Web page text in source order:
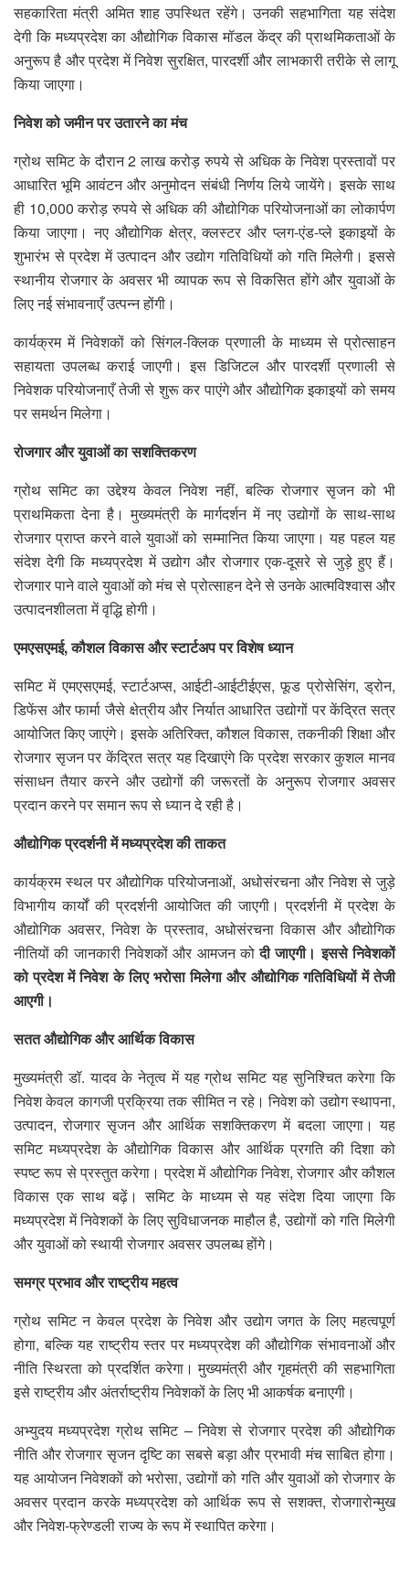
सहकारिता मंत्री अमित शाह उपस्थित रहेंगे। उनकी सहभागिता यह संदेश
देगी कि मध्यप्रदेश का औद्योगिक विकास मॉडल केंद्र की प्राथमिकताओं के
अनुरूप है और प्रदेश में निवेश सुरक्षित, पारदर्शी और लाभकारी तरीके से लागू
किया जाएगा।
निवेश को जमीन पर उतारने का मंच
ग्रोथ समिट के दौरान 2 लाख करोड़ रुपये से अधिक के निवेश प्रस्तावों पर
आधारित भूमि आवंटन और अनुमोदन संबंधी निर्णय लिये जायेंगे। इसके साथ
ही 10,000 करोड़ रुपये से अधिक की औद्योगिक परियोजनाओं का लोकार्पण
किया जाएगा। नए औद्योगिक क्षेत्र, क्लस्टर और प्लग-एंड-प्ले इकाइयों के
शुभारंभ से प्रदेश में उत्पादन और उद्योग गतिविधियों को गति मिलेगी। इससे
स्थानीय रोजगार के अवसर भी व्यापक रूप से विकसित होंगे और युवाओं के
लिए नई संभावनाएँ उत्पन्न होंगी।
कार्यक्रम में निवेशकों को सिंगल-क्लिक प्रणाली के माध्यम से प्रोत्साहन
सहायता उपलब्ध कराई जाएगी। इस डिजिटल और पारदर्शी प्रणाली से
निवेशक परियोजनाएँ तेजी से शुरू कर पाएंगे और औद्योगिक इकाइयों को समय
पर समर्थन मिलेगा।
रोजगार और युवाओं का सशक्तिकरण
ग्रोथ समिट का उद्देश्य केवल निवेश नहीं, बल्कि रोजगार सृजन को भी
प्राथमिकता देना है। मुख्यमंत्री के मार्गदर्शन में नए उद्योगों के साथ-साथ
रोजगार प्राप्त करने वाले युवाओं को सम्मानित किया जाएगा। यह पहल यह
संदेश देगी कि मध्यप्रदेश में उद्योग और रोजगार एक-दूसरे से जुड़े हुए हैं।
रोजगार पाने वाले युवाओं को मंच से प्रोत्साहन देने से उनके आत्मविश्वास और
उत्पादनशीलता में वृद्धि होगी।
एमएसएमई, कौशल विकास और स्टार्टअप पर विशेष ध्यान
समिट में एमएसएमई, स्टार्टअप्स, आईटी-आईटीईएस, फूड प्रोसेसिंग, ड्रोन,
डिफेंस और फार्मा जैसे क्षेत्रीय और निर्यात आधारित उद्योगों पर केंद्रित सत्र
आयोजित किए जाएंगे। इसके अतिरिक्त, कौशल विकास, तकनीकी शिक्षा और
रोजगार सृजन पर केंद्रित सत्र यह दिखाएंगे कि प्रदेश सरकार कुशल मानव
संसाधन तैयार करने और उद्योगों की जरूरतों के अनुरूप रोजगार अवसर
प्रदान करने पर समान रूप से ध्यान दे रही है।
औद्योगिक प्रदर्शनी में मध्यप्रदेश की ताकत
कार्यक्रम स्थल पर औद्योगिक परियोजनाओं, अधोसंरचना और निवेश से जुड़े
विभागीय कार्यों की प्रदर्शनी आयोजित की जाएगी। प्रदर्शनी में प्रदेश के
औद्योगिक अवसर, निवेश के प्रस्ताव, अधोसंरचना विकास और औद्योगिक
नीतियों की जानकारी निवेशकों और आमजन कोदी जाएगी। इससे निवेशकों
को प्रदेश में निवेश के लिए भरोसा मिलेगा और औद्योगिक गतिविधियों में तेजी
आएगी।
सतत औद्योगिक और आर्थिक विकास
मुख्यमंत्री डॉ. यादव के नेतृत्व में यह ग्रोथ समिट यह सुनिश्चित करेगा कि
निवेश केवल कागजी प्रक्रिया तक सीमित न रहे। निवेश को उद्योग स्थापना,
उत्पादन, रोजगार सृजन और आर्थिक सशक्तिकरण में बदला जाएगा। यह
समिट मध्यप्रदेश के औद्योगिक विकास और आर्थिक प्रगति की दिशा को
स्पष्ट रूप से प्रस्तुत करेगा। प्रदेश में औद्योगिक निवेश, रोजगार और कौशल
विकास एक साथ बढ़ें। समिट के माध्यम से यह संदेश दिया जाएगा कि
मध्यप्रदेश में निवेशकों के लिए सुविधाजनक माहौल है, उद्योगों को गति मिलेगी
और युवाओं को स्थायी रोजगार अवसर उपलब्ध होंगे।
समग्र प्रभाव और राष्ट्रीय महत्व
ग्रोथ समिट न केवल प्रदेश के निवेश और उद्योग जगत के लिए महत्वपूर्ण
होगा, बल्कि यह राष्ट्रीय स्तर पर मध्यप्रदेश की औद्योगिक संभावनाओं और
नीति स्थिरता को प्रदर्शित करेगा। मुख्यमंत्री और गृहमंत्री की सहभागिता
इसे राष्ट्रीय और अंतर्राष्ट्रीय निवेशकों के लिए भी आकर्षक बनाएगी।
अभ्युदय मध्यप्रदेश ग्रोथ समिट – निवेश से रोजगार प्रदेश की औद्योगिक
नीति और रोजगार सृजन दृष्टि का सबसे बड़ा और प्रभावी मंच साबित होगा।
यह आयोजन निवेशकों को भरोसा, उद्योगों को गति और युवाओं को रोजगार के
अवसर प्रदान करके मध्यप्रदेश को आर्थिक रूप से सशक्त, रोजगारोन्मुख
और निवेश-फ्रेण्डली राज्य के रूप में स्थापित करेगा।